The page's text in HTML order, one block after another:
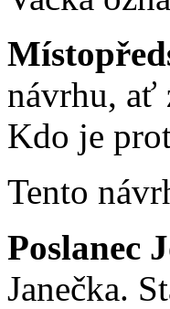
návrhu, ať
Kdo je
Tento
Poslanec
Janečka.